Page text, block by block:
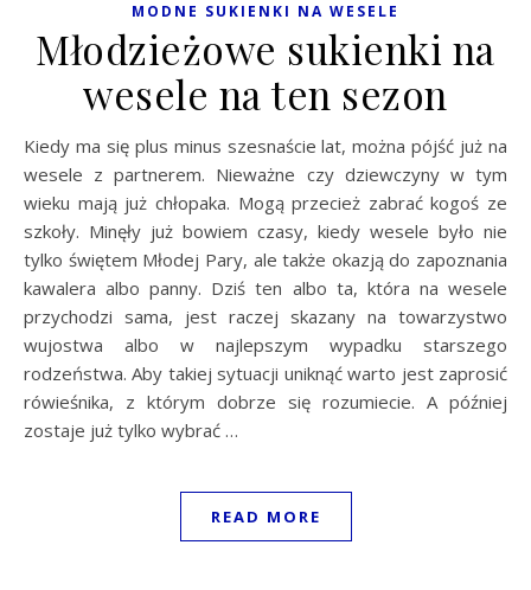
MODNE SUKIENKI NA WESELE
Młodzieżowe sukienki na
wesele na ten sezon
Kiedy ma się plus minus szesnaście lat, można pójść już na
wesele z partnerem. Nieważne czy dziewczyny w tym
wieku mają już chłopaka. Mogą przecież zabrać kogoś ze
szkoły. Minęły już bowiem czasy, kiedy wesele było nie
tylko świętem Młodej Pary, ale także okazją do zapoznania
kawalera albo panny. Dziś ten albo ta, która na wesele
przychodzi sama, jest raczej skazany na towarzystwo
wujostwa albo w najlepszym wypadku starszego
rodzeństwa. Aby takiej sytuacji uniknąć warto jest zaprosić
rówieśnika, z którym dobrze się rozumiecie. A później
zostaje już tylko wybrać …
READ MORE